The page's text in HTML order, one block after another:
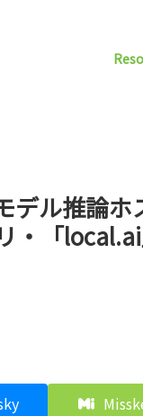
デル推論ホ
・「local.ai